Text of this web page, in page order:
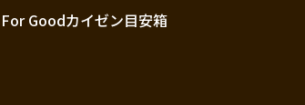
For Goodカイゼン目安箱